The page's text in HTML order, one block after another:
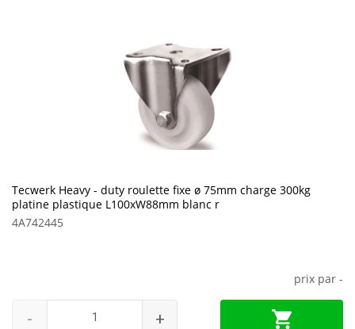
Tecwerk Heavy - duty roulette fixe ø 75mm charge 300kg
platine plastique L100xW88mm blanc r
4A742445
prix par -
- +